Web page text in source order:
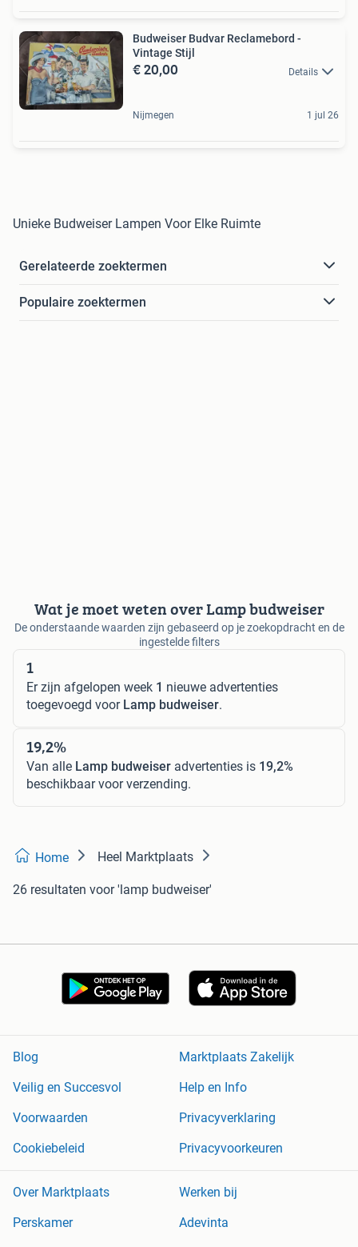
Budweiser Budvar Reclamebord -
Vintage Stijl
€ 20,00 Details
Nijmegen 1 jul 26
Unieke Budweiser Lampen Voor Elke Ruimte
Gerelateerde zoektermen
Populaire zoektermen
Wat je moet weten over Lamp budweiser
De onderstaande waarden zijn gebaseerd op je zoekopdracht en de
ingestelde filters
1
Er zijn afgelopen week 1 nieuwe advertenties
toegevoegd voor Lamp budweiser.
19,2%
Van alle Lamp budweiser advertenties is 19,2%
beschikbaar voor verzending.
Home Heel Marktplaats
26 resultaten voor 'lamp budweiser'
Blog
Marktplaats Zakelijk
Veilig en Succesvol
Help en Info
Voorwaarden
Privacyverklaring
Cookiebeleid
Privacyvoorkeuren
Over Marktplaats
Werken bij
Perskamer
Adevinta